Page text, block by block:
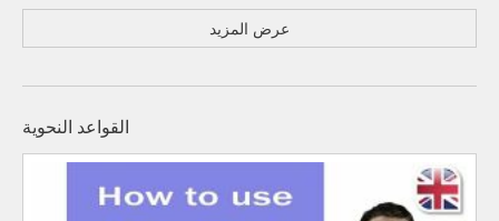
عرض المزيد
القواعد النحوية